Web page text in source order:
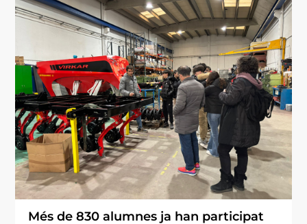
Més de 830 alumnes ja han participat